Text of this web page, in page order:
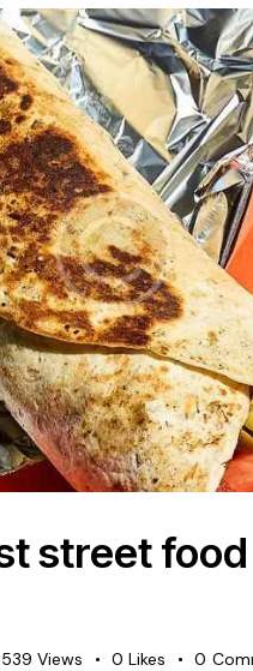
street
539 Views 0 Likes 0